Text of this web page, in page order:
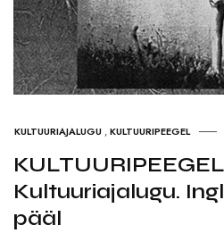
KULTUURIAJALUGU ,KULTUURIPEEGEL
Kultuuriajalugu.
pääl